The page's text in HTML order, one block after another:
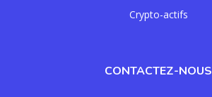
Crypto-actifs
CONTACTEZ-NOUS